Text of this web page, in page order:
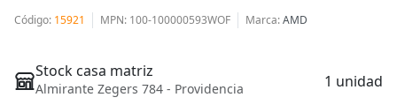
Código: 15921 MPN: 100-100000593WOF Marca:AMD
Stock casa matriz
Almirante Zegers 784 - Providencia 1 unidad